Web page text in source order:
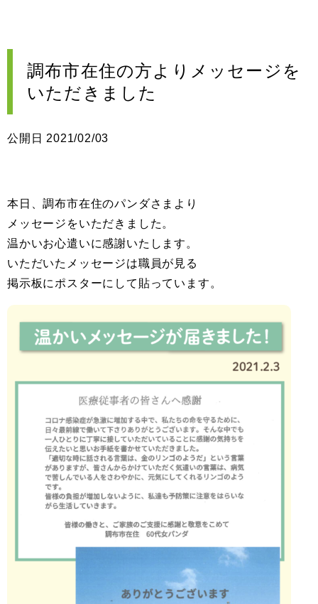
調布市在住の方よりメッセージを
いただきました
公開日 2021/02/03
本日、調布市在住のパンダさまより
メッセージをいただきました。
温かいお心遣いに感謝いたします。
いただいたメッセージは職員が見る
掲示板にポスターにして貼っています。